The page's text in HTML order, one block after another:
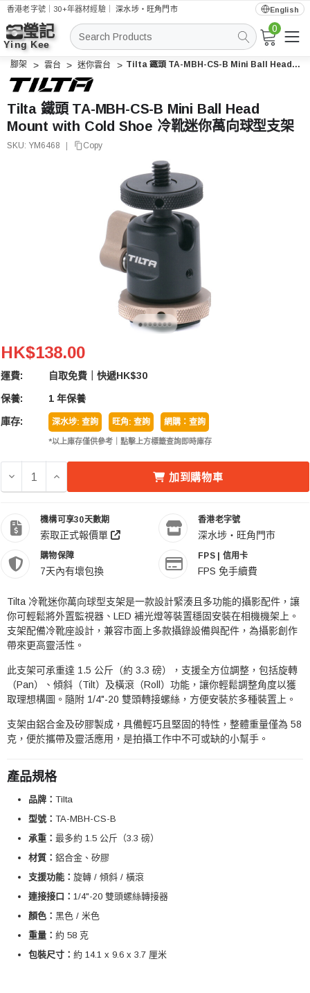
香港老字號｜30+年器材經驗｜深水埗・旺角門市 English
搜
索
0
腳架 雲台 迷你雲台 Tilta 鐵頭 TA-MBH-CS-B Mini Ball Head Mount with Cold Shoe 冷靴迷你萬向球型支架
Tilta 鐵頭 TA-MBH-CS-B Mini Ball Head
Mount with Cold Shoe 冷靴迷你萬向球型支架
SKU: YM6468 Copy
Tilta 鐵頭 TA-MBH-CS-B Mini Ball Head Mount
HK$138.00
運費: 自取免費｜快遞HK$30
保養: 1 年保養
庫存: 深水埗: 查詢 旺角: 查詢 網購：查詢
*以上庫存僅供參考｜點擊上方標籤查詢即時庫存
減少 TILTA 鐵頭 TA-MBH-CS-B MINI BALL HEAD
增加 TILTA 鐵頭 TA-MBH-CS-B MINI BALL
加到購物車
機構可享30天數期
索取正式報價單
香港老字號
深水埗・旺角門市
購物保障
7天內有壞包換
FPS | 信用卡
FPS 免手續費
Tilta 冷靴迷你萬向球型支架是一款設計緊湊且多功能的攝影配件，讓
你可輕鬆將外置監視器、LED 補光燈等裝置穩固安裝在相機機架上。
支架配備冷靴座設計，兼容市面上多款攝錄設備與配件，為攝影創作
帶來更高靈活性。
此支架可承重達 1.5 公斤（約 3.3 磅），支援全方位調整，包括旋轉
（Pan）、傾斜（Tilt）及橫滾（Roll）功能，讓你輕鬆調整角度以獲
取理想構圖。隨附 1/4"-20 雙頭轉接螺絲，方便安裝於多種裝置上。
支架由鋁合金及矽膠製成，具備輕巧且堅固的特性，整體重量僅為 58
克，便於攜帶及靈活應用，是拍攝工作中不可或缺的小幫手。
產品規格
品牌：Tilta
型號：TA-MBH-CS-B
承重：最多約 1.5 公斤（3.3 磅）
材質：鋁合金、矽膠
支援功能：旋轉 / 傾斜 / 橫滾
連接接口：1/4"-20 雙頭螺絲轉接器
顏色：黑色 / 米色
重量：約 58 克
包裝尺寸：約 14.1 x 9.6 x 3.7 厘米